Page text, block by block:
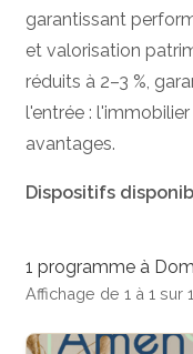
garantissant
et valorisation
réduits à 2–3 %,
l'entrée :
avantages.
Dispositifs
1 programme à
Affichage de 1 à 1 sur